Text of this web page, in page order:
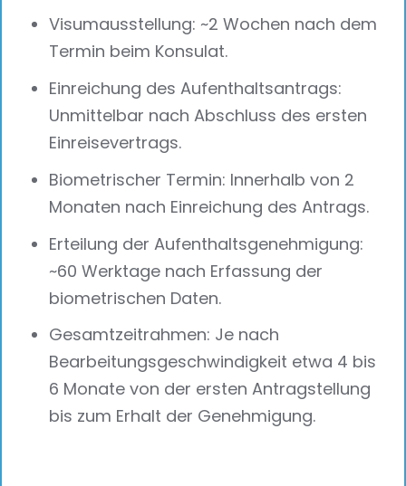
Visumausstellung: ~2 Wochen nach dem
Termin beim Konsulat.
Einreichung des Aufenthaltsantrags:
Unmittelbar nach Abschluss des ersten
Einreisevertrags.
Biometrischer Termin: Innerhalb von 2
Monaten nach Einreichung des Antrags.
Erteilung der Aufenthaltsgenehmigung:
~60 Werktage nach Erfassung der
biometrischen Daten.
Gesamtzeitrahmen: Je nach
Bearbeitungsgeschwindigkeit etwa 4 bis
6 Monate von der ersten Antragstellung
bis zum Erhalt der Genehmigung.